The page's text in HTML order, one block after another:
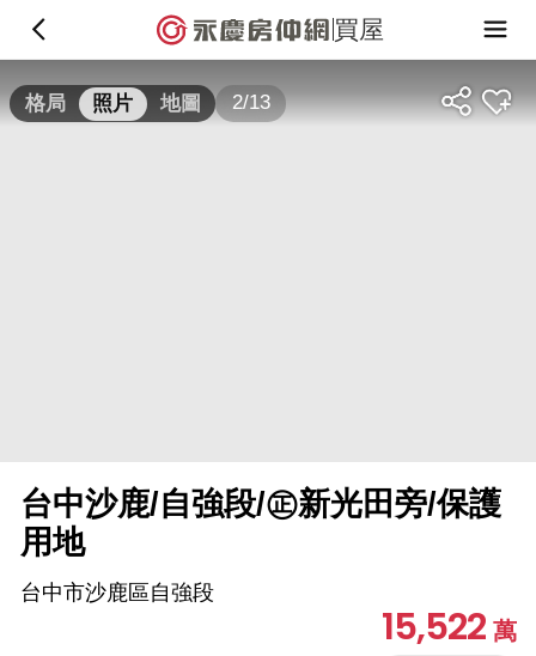
買屋
格局 照片 地圖 2/13
台中沙鹿/自強段/㊣新光田旁/保護
用地
台中市沙鹿區自強段
15,522萬